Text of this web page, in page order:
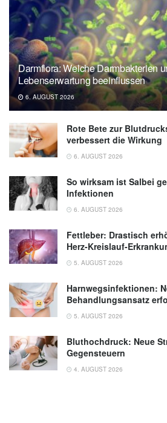
Pathophysiologie,
Deutsche Gesellschaft
Gesellschaft für
Motilität (DGNM),
Norton J. Greenberger:
Manual, (Abruf
Norton J. Greenberger:
Manual, (Abruf
John Henry Clarke:
Auflage, 2013
Darmflora: Welche Darmbakterien
Lebenserwartung beeinflussen
6. AUGUST 2026
Rote Bete zur
verbessert die Wirkung
6. AUGUST 2026
So wirksam ist Salbei
Infektionen
6. AUGUST 2026
Fettleber: Drastisch
Herz-Kreislauf-
5. AUGUST 2026
Harnwegsinfektionen:
Behandlungsansatz
5. AUGUST 2026
Bluthochdruck: Neue
Gegensteuern
4. AUGUST 2026